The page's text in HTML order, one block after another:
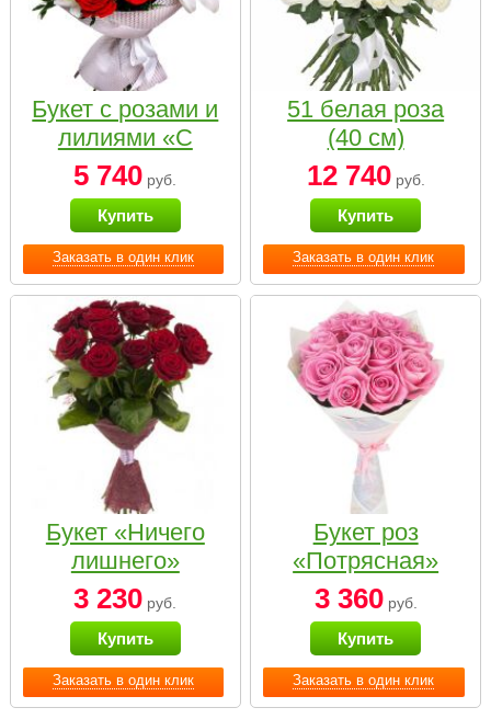
Заказать в один клик
Букет с розами и
лилиями «С
наилучшими
пожеланиями»
5 740 руб.
Купить
Заказать в один клик
51 белая роза
(40 см)
12 740руб.
Купить
Заказать в один клик
Букет «Ничего
лишнего»
3 230 руб.
Купить
Заказать в один клик
Букет роз
«Потрясная»
3 360руб.
Купить